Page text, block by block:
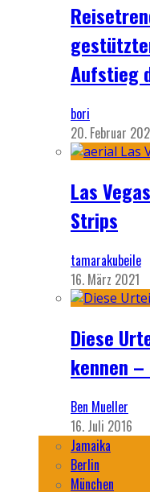
Aufstieg
bori
20. Februar
Las
Strips
tamarakubeile
16. März 2021
Diese
kennen
Ben Mueller
16. Juli 2016
Jamaika
Berlin
München